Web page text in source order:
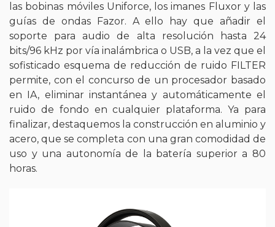
las bobinas móviles Uniforce, los imanes Fluxor y las
guías de ondas Fazor. A ello hay que añadir el
soporte para audio de alta resolución hasta 24
bits/96 kHz por vía inalámbrica o USB, a la vez que el
sofisticado esquema de reducción de ruido FILTER
permite, con el concurso de un procesador basado
en IA, eliminar instantánea y automáticamente el
ruido de fondo en cualquier plataforma. Ya para
finalizar, destaquemos la construcción en aluminio y
acero, que se completa con una gran comodidad de
uso y una autonomía de la batería superior a 80
horas.